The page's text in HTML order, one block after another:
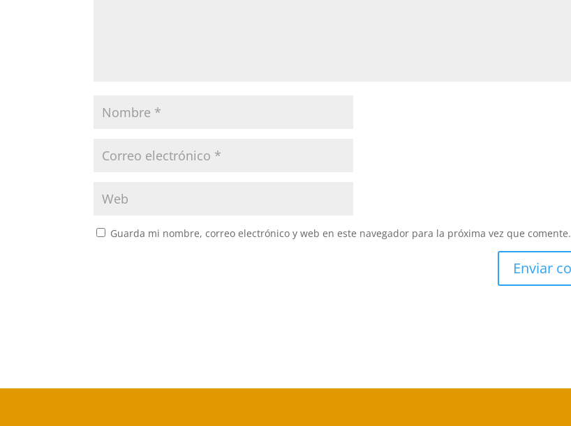
Guarda mi nombre, correo electrónico y web en este navegador para la próxima vez que comente.